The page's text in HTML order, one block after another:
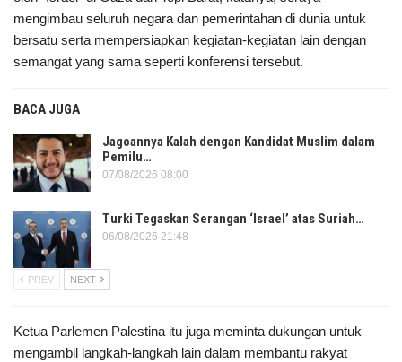
mengimbau seluruh negara dan pemerintahan di dunia untuk
bersatu serta mempersiapkan kegiatan-kegiatan lain dengan
semangat yang sama seperti konferensi tersebut.
BACA JUGA
Jagoannya Kalah dengan Kandidat Muslim dalam
Pemilu…
07/08/2026 08:00
Turki Tegaskan Serangan ‘Israel’ atas Suriah…
06/08/2026 21:48
PREV NEXT
Ketua Parlemen Palestina itu juga meminta dukungan untuk
mengambil langkah-langkah lain dalam membantu rakyat